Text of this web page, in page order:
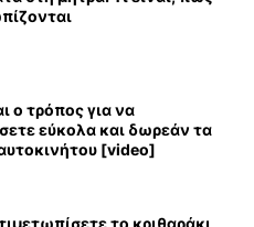
ο τρόπος για να
εύκολα και δωρεάν τα
[video]
το κριθαράκι